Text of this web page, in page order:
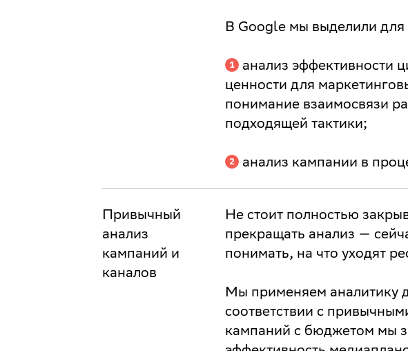
В Google мы выделили для
анализ эффективности
ценности для
понимание взаимосвязи
подходящей тактики;
анализ кампании в
Привычный
анализ
кампаний и
каналов
Не стоит полностью
прекращать анализ —
понимать, на что уходят
Мы применяем аналитику
соответствии с
кампаний с бюджетом мы